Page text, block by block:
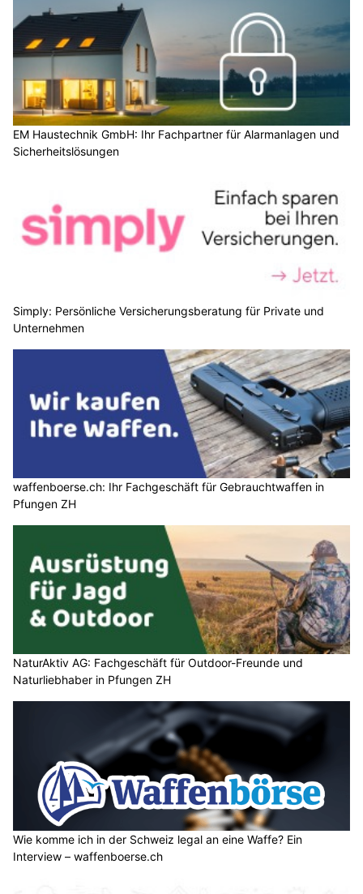
EM Haustechnik GmbH: Ihr Fachpartner für Alarmanlagen und
Sicherheitslösungen
Simply: Persönliche Versicherungsberatung für Private und
Unternehmen
waffenboerse.ch: Ihr Fachgeschäft für Gebrauchtwaffen in
Pfungen ZH
NaturAktiv AG: Fachgeschäft für Outdoor-Freunde und
Naturliebhaber in Pfungen ZH
Wie komme ich in der Schweiz legal an eine Waffe? Ein
Interview – waffenboerse.ch